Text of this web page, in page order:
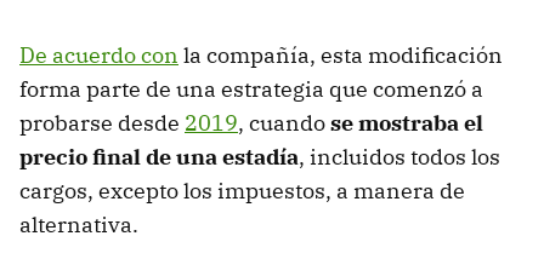
De acuerdo con la compañía, esta modificación
forma parte de una estrategia que comenzó a
probarse desde 2019, cuandose mostraba el
precio final de una estadía, incluidos todos los
cargos, excepto los impuestos, a manera de
alternativa.